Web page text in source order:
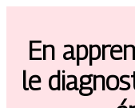
En
le